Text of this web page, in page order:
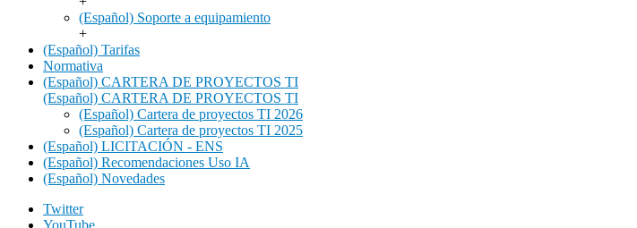
(Español) Soporte a equipamiento
+
(Español) Tarifas
Normativa
(Español) CARTERA DE PROYECTOS TI
(Español) CARTERA DE PROYECTOS TI
(Español) Cartera de proyectos TI 2026
(Español) Cartera de proyectos TI 2025
(Español) LICITACIÓN - ENS
(Español) Recomendaciones Uso IA
(Español) Novedades
Twitter
YouTube